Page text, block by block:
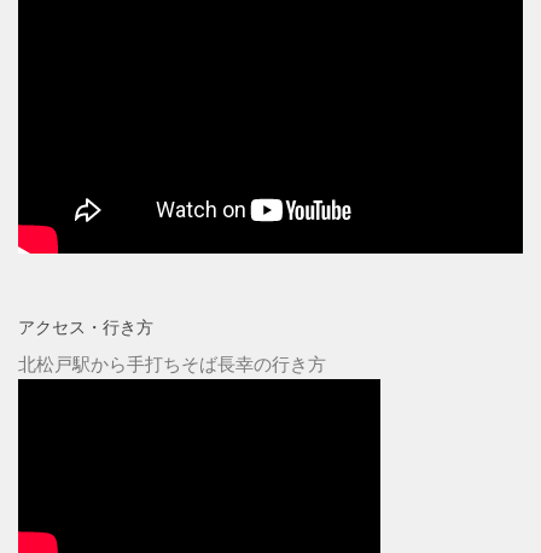
アクセス・行き方
北松戸駅から手打ちそば長幸の行き方